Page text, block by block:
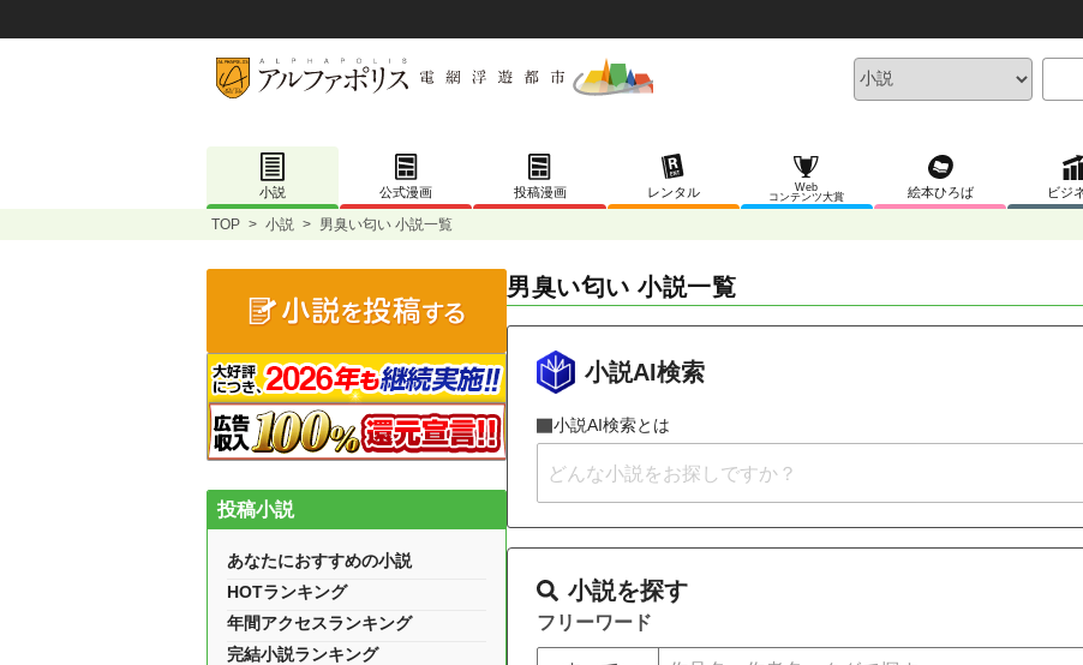
小説 公式漫画 投稿漫画 レンタル
Web
コンテンツ大賞
絵本ひろば ビジ
TOP > 小説 > 男臭い匂い 小説一覧
男臭い匂い 小説一覧
小説AI検索
小説AI検索とは
小説を探す
フリーワード
投稿小説
あなたにおすすめの小説
HOTランキング
年間アクセスランキング
完結小説ランキング